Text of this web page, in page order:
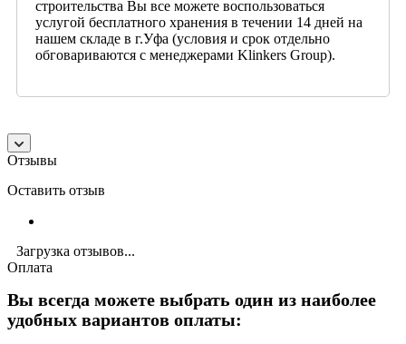
строительства Вы все можете воспользоваться
услугой бесплатного хранения в течении 14 дней на
нашем складе в г.Уфа (условия и срок отдельно
обговариваются с менеджерами Klinkers Group).
Отзывы
Оставить отзыв
Загрузка отзывов...
Оплата
Вы всегда можете выбрать один из наиболее
удобных вариантов оплаты: